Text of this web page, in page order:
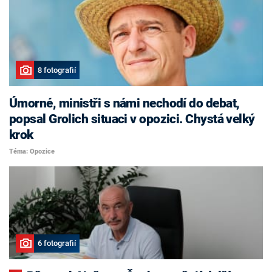
8 fotografií
Úmorné, ministři s námi nechodí do debat,
popsal Grolich situaci v opozici. Chystá velký
krok
Téma: Opozice
6 fotografií